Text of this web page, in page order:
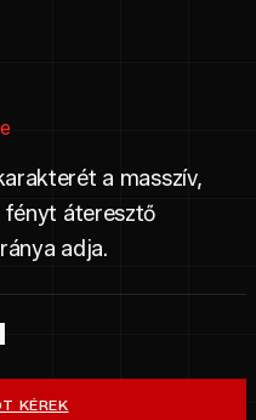
a masszív,
fényt áteresztő
adja.
KÉREK